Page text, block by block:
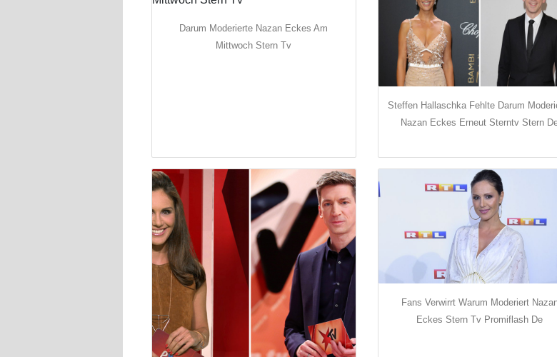
Darum Moderierte Nazan Eckes Am
Mittwoch Stern Tv
Steffen Hallaschka Fehlte Darum
Nazan Eckes Erneut Sterntv Stern
Fans Verwirrt Warum Moderiert
Eckes Stern Tv Promiflash De